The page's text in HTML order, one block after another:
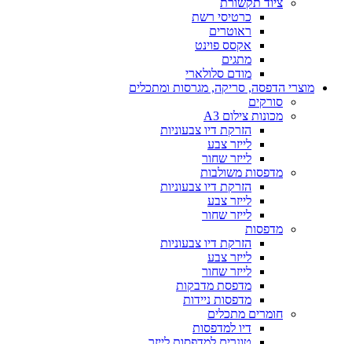
כרטיסי רשת
ראוטרים
אקסס פוינט
מתגים
מודם סלולארי
מוצרי הדפסה, סריקה, מגרסות ומתכלים
סורקים
מכונות צילום A3
הזרקת דיו צבעוניות
לייזר צבע
לייזר שחור
מדפסות משולבות
הזרקת דיו צבעוניות
לייזר צבע
לייזר שחור
מדפסות
הזרקת דיו צבעוניות
לייזר צבע
לייזר שחור
מדפסת מדבקות
מדפסות ניידות
חומרים מתכלים
דיו למדפסות